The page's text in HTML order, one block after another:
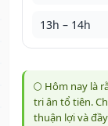
13h – 14h
🌕 Hôm nay là
tri ân tổ tiên.
thuận lợi và